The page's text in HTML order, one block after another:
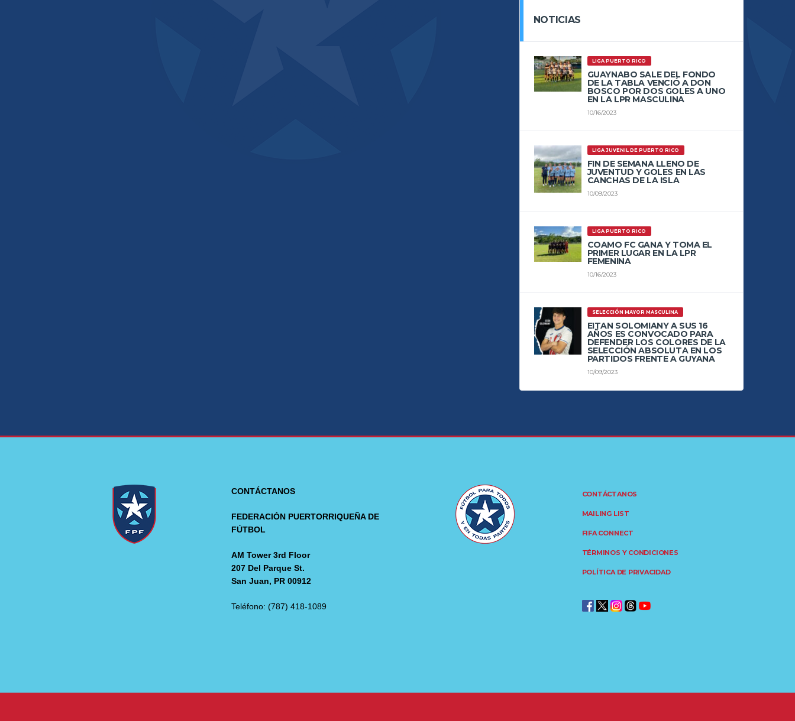
NOTICIAS
LIGA PUERTO RICO
GUAYNABO SALE DEL FONDO
DE LA TABLA VENCIÓ A DON
BOSCO POR DOS GOLES A UNO
EN LA LPR MASCULINA
10/16/2023
LIGA JUVENIL DE PUERTO RICO
FIN DE SEMANA LLENO DE
JUVENTUD Y GOLES EN LAS
CANCHAS DE LA ISLA
10/09/2023
LIGA PUERTO RICO
COAMO FC GANA Y TOMA EL
PRIMER LUGAR EN LA LPR
FEMENINA
10/16/2023
SELECCIÓN MAYOR MASCULINA
EITAN SOLOMIANY A SUS 16
AÑOS ES CONVOCADO PARA
DEFENDER LOS COLORES DE LA
SELECCIÓN ABSOLUTA EN LOS
PARTIDOS FRENTE A GUYANA
10/09/2023
CONTÁCTANOS
FEDERACIÓN PUERTORRIQUEÑA DE
FÚTBOL
AM Tower 3rd Floor
207 Del Parque St.
San Juan, PR 00912
Teléfono: (787) 418-1089
CONTÁCTANOS
MAILING LIST
FIFA CONNECT
TÉRMINOS Y CONDICIONES
POLÍTICA DE PRIVACIDAD